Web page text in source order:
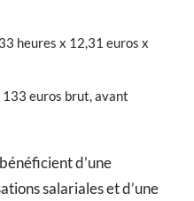
heures x 12,31 euros x
euros brut, avant
d’une
salariales et d’une